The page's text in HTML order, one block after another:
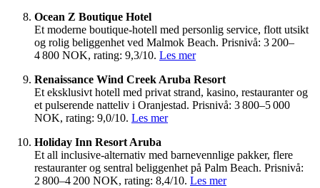
Ocean Z Boutique Hotel
Et moderne boutique-hotell med personlig service, flott utsikt
og rolig beliggenhet ved Malmok Beach. Prisnivå: 3 200–
4 800 NOK, rating: 9,3/10. Les mer
Renaissance Wind Creek Aruba Resort
Et eksklusivt hotell med privat strand, kasino, restauranter og
et pulserende natteliv i Oranjestad. Prisnivå: 3 800–5 000
NOK, rating: 9,0/10. Les mer
Holiday Inn Resort Aruba
Et all inclusive-alternativ med barnevennlige pakker, flere
restauranter og sentral beliggenhet på Palm Beach. Prisnivå:
2 800–4 200 NOK, rating: 8,4/10. Les mer